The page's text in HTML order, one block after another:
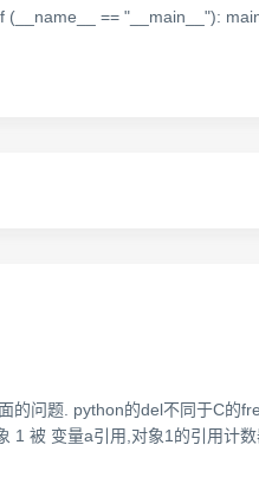
== "__main__"):
问题. python的del不同于C的
被 变量a引用,对象1的引用计